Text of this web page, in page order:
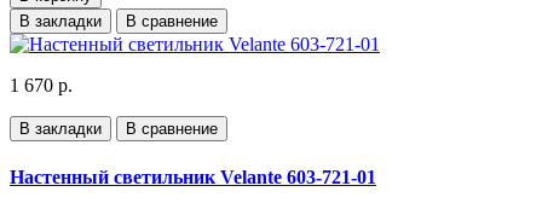
В закладки
В сравнение
1 670 р.
В закладки В сравнение
Настенный светильник Velante 603-721-01